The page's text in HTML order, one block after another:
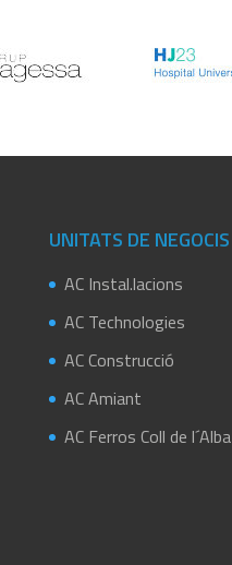
UNITATS DE NEGOCIS
AC Instal.lacions
AC Technologies
AC Construcció
AC Amiant
AC Ferros Coll de l´Alba